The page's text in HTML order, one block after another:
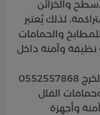
والخزائن
لذلك يُعتبر
والحمامات
نظيفة وآمنة داخل
نحن في شركة تنظيف فلل بالخرج 0552557868
الفلل
وأجهزة